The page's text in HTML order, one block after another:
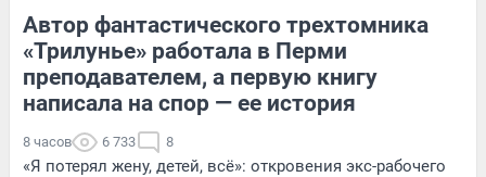
Автор фантастического трехтомника
«Трилунье» работала в Перми
преподавателем, а первую книгу
написала на спор — ее история
8 часов 6 733 8
«Я потерял жену, детей, всё»: откровения экс-рабочего